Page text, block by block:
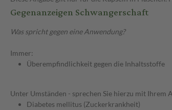
Gegenanzeigen Schwangerschaft
Was spricht gegen eine Anwendung?
Immer:
Überempfindlichkeit gegen die Inhaltsstoffe
Unter Umständen - sprechen Sie hierzu mit Ihrem
Diabetes mellitus (Zuckerkrankheit)